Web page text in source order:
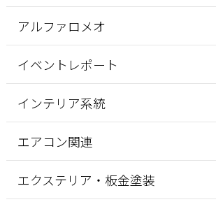
アルファロメオ
イベントレポート
インテリア系統
エアコン関連
エクステリア・板金塗装